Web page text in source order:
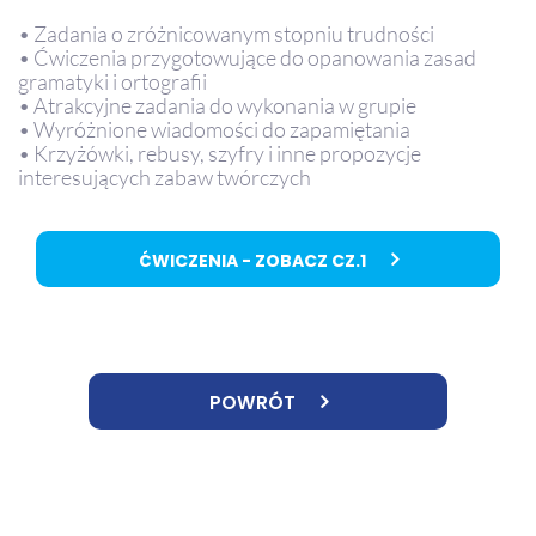
• Zadania o zróżnicowanym stopniu trudności
• Ćwiczenia przygotowujące do opanowania zasad
gramatyki i ortografii
• Atrakcyjne zadania do wykonania w grupie
• Wyróżnione wiadomości do zapamiętania
• Krzyżówki, rebusy, szyfry i inne propozycje
interesujących zabaw twórczych
ĆWICZENIA - ZOBACZ CZ.1
POWRÓT